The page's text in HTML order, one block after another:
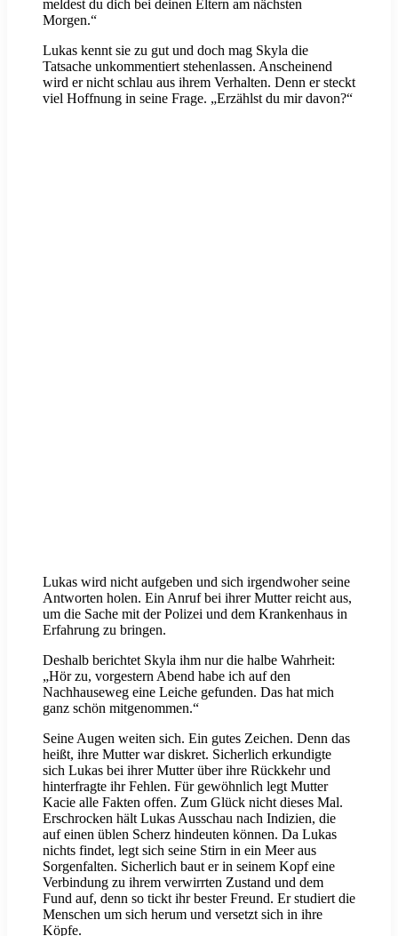
meldest du dich bei deinen Eltern am nächsten
Morgen.“
Lukas kennt sie zu gut und doch mag Skyla die
Tatsache unkommentiert stehenlassen. Anscheinend
wird er nicht schlau aus ihrem Verhalten. Denn er steckt
viel Hoffnung in seine Frage. „Erzählst du mir davon?“
Lukas wird nicht aufgeben und sich irgendwoher seine
Antworten holen. Ein Anruf bei ihrer Mutter reicht aus,
um die Sache mit der Polizei und dem Krankenhaus in
Erfahrung zu bringen.
Deshalb berichtet Skyla ihm nur die halbe Wahrheit:
„Hör zu, vorgestern Abend habe ich auf den
Nachhauseweg eine Leiche gefunden. Das hat mich
ganz schön mitgenommen.“
Seine Augen weiten sich. Ein gutes Zeichen. Denn das
heißt, ihre Mutter war diskret. Sicherlich erkundigte
sich Lukas bei ihrer Mutter über ihre Rückkehr und
hinterfragte ihr Fehlen. Für gewöhnlich legt Mutter
Kacie alle Fakten offen. Zum Glück nicht dieses Mal.
Erschrocken hält Lukas Ausschau nach Indizien, die
auf einen üblen Scherz hindeuten können. Da Lukas
nichts findet, legt sich seine Stirn in ein Meer aus
Sorgenfalten. Sicherlich baut er in seinem Kopf eine
Verbindung zu ihrem verwirrten Zustand und dem
Fund auf, denn so tickt ihr bester Freund. Er studiert die
Menschen um sich herum und versetzt sich in ihre
Köpfe.